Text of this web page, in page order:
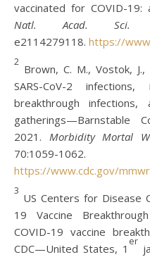
vaccinated for COVID-19:
Natl. Acad. Sci.
e2114279118. https://
2
Brown, C. M., Vostok, J.,
SARS-CoV-2 infections,
breakthrough
gatherings—Barnstable
2021. Morbidity Mortal
70:1059-1062.
https://www.cdc.gov/
3
US Centers for Disease
19 Vaccine
COVID-19 vaccine
CDC—United States, 1
er